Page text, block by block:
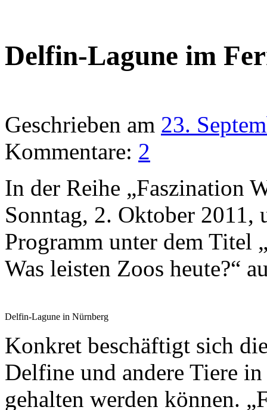
Delfin-Lagune im
Geschrieben am 23.
Kommentare: 2
In der Reihe „Faszination
Sonntag, 2. Oktober
Programm unter dem Titel
Was leisten Zoos heute?“
Delfin-Lagune in Nürnberg
Konkret beschäftigt sich
Delfine und andere Tiere
gehalten werden können.